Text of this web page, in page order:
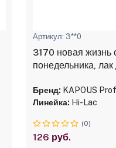
Артикул: 3**0
3170 новая жизнь
понедельника, лак
Бренд: KAPOUS
Линейка: Hi-Lac
(0)
126 руб.